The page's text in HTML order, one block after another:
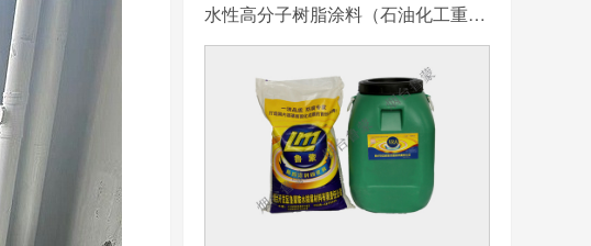
水性高分子树脂涂料（石油化工重防腐用）